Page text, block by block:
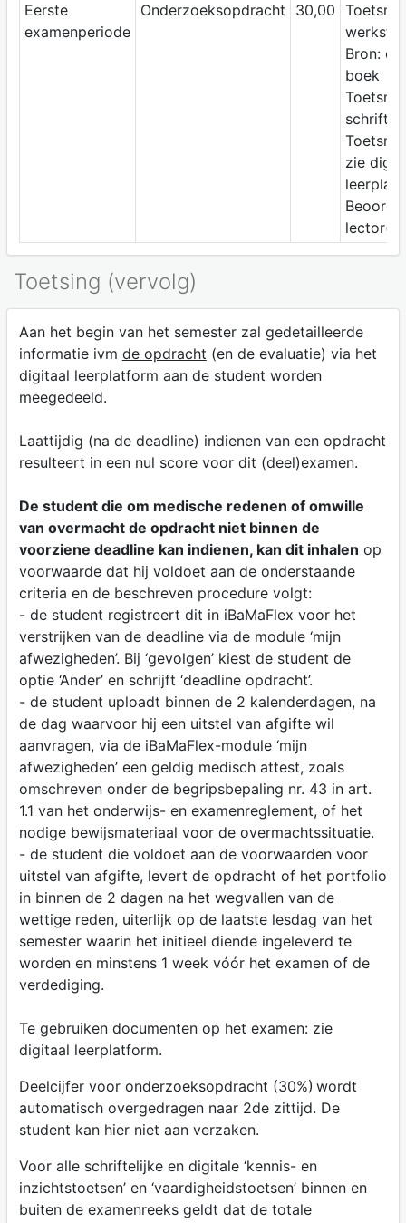
Eerste
examenperiode
Onderzoeksopdracht 30,00
Bron:
boek
zie
Toetsing (vervolg)
Aan het begin van het semester zal gedetailleerde
informatie ivm de opdracht (en de evaluatie) via het
digitaal leerplatform aan de student worden
meegedeeld.
Laattijdig (na de deadline) indienen van een opdracht
resulteert in een nul score voor dit (deel)examen.
De student die om medische redenen of omwille
van overmacht de opdracht niet binnen de
voorziene deadline kan indienen, kan dit inhalen op
voorwaarde dat hij voldoet aan de onderstaande
criteria en de beschreven procedure volgt:
- de student registreert dit in iBaMaFlex voor het
verstrijken van de deadline via de module ‘mijn
afwezigheden’. Bij ‘gevolgen’ kiest de student de
optie ‘Ander’ en schrijft ‘deadline opdracht’.
- de student uploadt binnen de 2 kalenderdagen, na
de dag waarvoor hij een uitstel van afgifte wil
aanvragen, via de iBaMaFlex-module ‘mijn
afwezigheden’ een geldig medisch attest, zoals
omschreven onder de begripsbepaling nr. 43 in art.
1.1 van het onderwijs- en examenreglement, of het
nodige bewijsmateriaal voor de overmachtssituatie.
- de student die voldoet aan de voorwaarden voor
uitstel van afgifte, levert de opdracht of het portfolio
in binnen de 2 dagen na het wegvallen van de
wettige reden, uiterlijk op de laatste lesdag van het
semester waarin het initieel diende ingeleverd te
worden en minstens 1 week vóór het examen of de
verdediging.
Te gebruiken documenten op het examen: zie
digitaal leerplatform.
Deelcijfer voor onderzoeksopdracht (30%) wordt
automatisch overgedragen naar 2de zittijd. De
student kan hier niet aan verzaken.
Voor alle schriftelijke en digitale ‘kennis- en
inzichtstoetsen’ en ‘vaardigheidstoetsen’ binnen en
buiten de examenreeks geldt dat de totale